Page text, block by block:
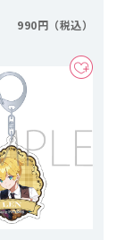
990円